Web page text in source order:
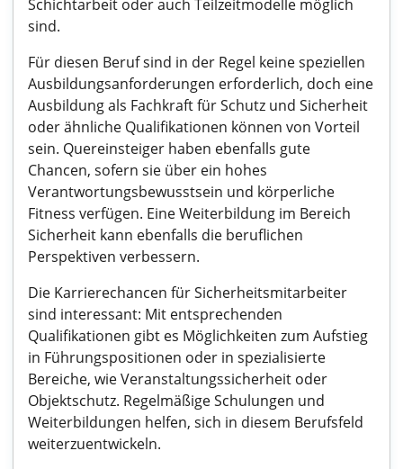
Schichtarbeit oder auch Teilzeitmodelle möglich
sind.
Für diesen Beruf sind in der Regel keine speziellen
Ausbildungsanforderungen erforderlich, doch eine
Ausbildung als Fachkraft für Schutz und Sicherheit
oder ähnliche Qualifikationen können von Vorteil
sein. Quereinsteiger haben ebenfalls gute
Chancen, sofern sie über ein hohes
Verantwortungsbewusstsein und körperliche
Fitness verfügen. Eine Weiterbildung im Bereich
Sicherheit kann ebenfalls die beruflichen
Perspektiven verbessern.
Die Karrierechancen für Sicherheitsmitarbeiter
sind interessant: Mit entsprechenden
Qualifikationen gibt es Möglichkeiten zum Aufstieg
in Führungspositionen oder in spezialisierte
Bereiche, wie Veranstaltungssicherheit oder
Objektschutz. Regelmäßige Schulungen und
Weiterbildungen helfen, sich in diesem Berufsfeld
weiterzuentwickeln.